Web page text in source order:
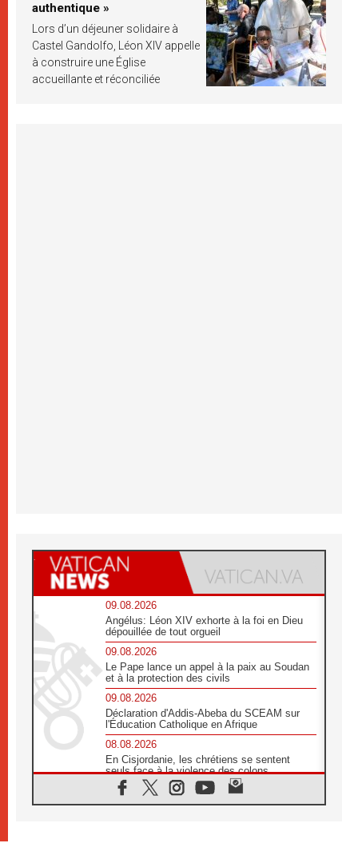
authentique »
Lors d’un déjeuner solidaire à
Castel Gandolfo, Léon XIV appelle
à construire une Église
accueillante et réconciliée
09.08.2026
Angélus: Léon XIV exhorte à la foi en Dieu
dépouillée de tout orgueil
09.08.2026
Le Pape lance un appel à la paix au Soudan
et à la protection des civils
09.08.2026
Déclaration d'Addis-Abeba du SCEAM sur
l'Éducation Catholique en Afrique
08.08.2026
En Cisjordanie, les chrétiens se sentent
seuls face à la violence des colons
08.08.2026
Léon XIV au sanctuaire de Notre Dame du